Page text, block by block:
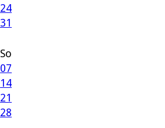
24
31
So
07
14
21
28